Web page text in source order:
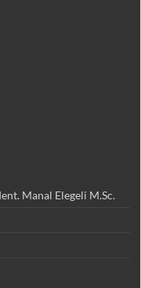
Manal Elegeli M.Sc.